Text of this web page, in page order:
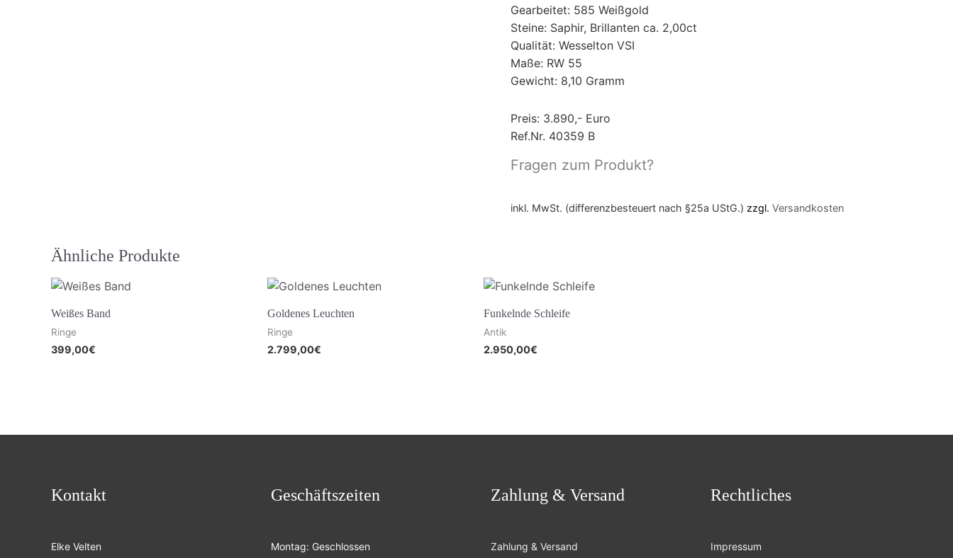
Gearbeitet: 585 Weißgold
Steine: Saphir, Brillanten ca. 2,00ct
Qualität: Wesselton VSI
Maße: RW 55
Gewicht: 8,10 Gramm
Preis: 3.890,- Euro
Ref.Nr. 40359 B
Fragen zum Produkt?
inkl. MwSt. (differenzbesteuert nach §25a UStG.) zzgl. Versandkosten
Ähnliche Produkte
Weißes Band
Ringe
399,00€
Goldenes Leuchten
Ringe
2.799,00€
Funkelnde Schleife
Antik
2.950,00€
Kontakt
Elke Velten
Geschäftszeiten
Montag: Geschlossen
Zahlung & Versand
Zahlung & Versand
Rechtliches
Impressum